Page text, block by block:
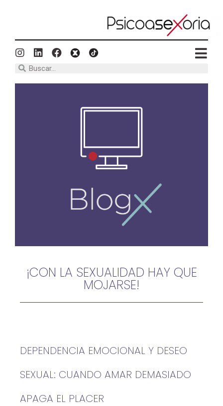
¡CON LA SEXUALIDAD HAY QUE
MOJARSE!
DEPENDENCIA EMOCIONAL Y DESEO
SEXUAL: CUANDO AMAR DEMASIADO
APAGA EL PLACER